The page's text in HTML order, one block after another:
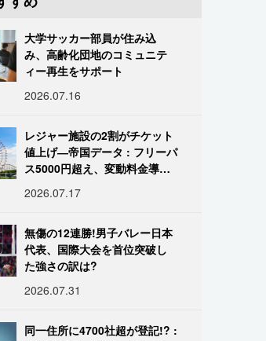
大学サッカー部員が住み込
み、高齢化団地のコミュニテ
ィー再生をサポート
2026.07.16
レジャー施設の2割がチケット
値上げ―帝国データ : フリーパ
ス5000円超え、変動料金導入
2026.07.17
無傷の12連勝!男子バレー日本
代表、国際大会を首位突破し
た強さの訳は?
2026.07.31
同一住所に4700社超が登記!? :